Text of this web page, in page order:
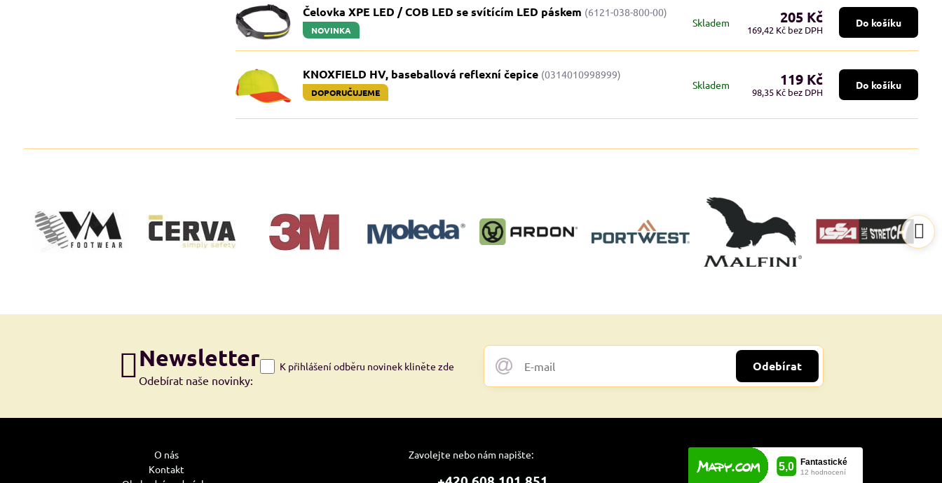
Čelovka XPE LED / COB LED se svítícím LED páskem (6121-038-800-00)
NOVINKA
Skladem 205 Kč
169,42 Kč bez DPH
Do košíku
KNOXFIELD HV, baseballová reflexní čepice (0314010998999)
DOPORUČUJEME
Skladem 119 Kč
98,35 Kč bez DPH
Do košíku
Newsletter
Odebírat naše novinky:
Odebírat
K přihlášení odběru novinek kliněte zde
O nás
Kontakt
Zavolejte nebo nám napište: